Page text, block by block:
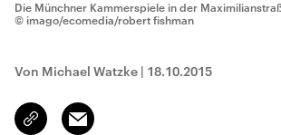
Die Münchner Kammerspiele in der
© imago/ecomedia/robert fishman
Von Michael Watzke | 18.10.2015
Link
kopieren/teilen
Email